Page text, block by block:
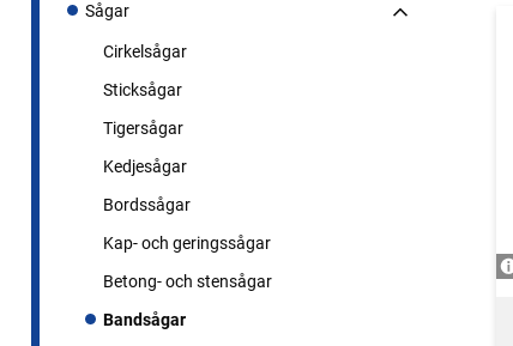
Sågar
Cirkelsågar
Sticksågar
Tigersågar
Kedjesågar
Bordssågar
Kap- och geringssågar
Betong- och stensågar
Bandsågar